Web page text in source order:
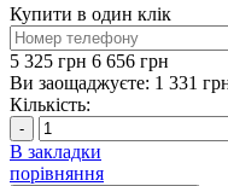
Купити в один клік
5 325 грн 6 656 грн
Ви заощаджуєте: 1 331
Кількість:
-
В закладки
порівняння